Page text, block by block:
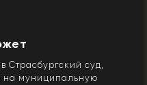
Страсбургский суд,
на муниципальную